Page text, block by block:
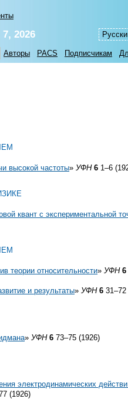
2026
Авторы PACS Подписчикам
высокой частоты» УФН 6 1–6
квант с экспериментальной
теории относительности» УФН 6
и результаты» УФН 6 31–72
» УФН 6 73–75 (1926)
электродинамических
(1926)